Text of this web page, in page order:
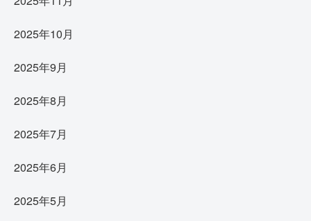
2025年10月
2025年9月
2025年8月
2025年7月
2025年6月
2025年5月